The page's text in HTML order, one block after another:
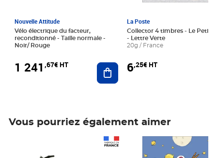
Nouvelle Attitude
Vélo électrique du facteur,
reconditionné - Taille normale -
Noir/ Rouge
1 241 ,67€ HT Ajouter au panier
La Poste
Collector 4 timbres - Le Petit
- Lettre Verte
20g / France
6,25€ HT
Vous pourriez également aimer
Prix 6,25€ HT